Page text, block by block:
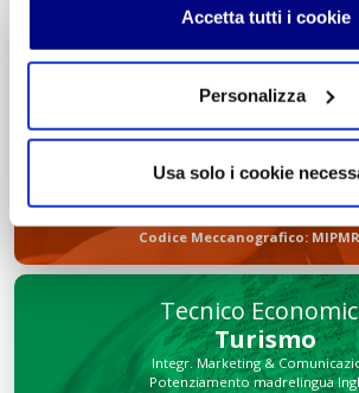
Accetta tutti i cookie
Personalizza
Usa solo i cookie
Liceo delle Scienze
Economico
Integr. Psicologia & Sociologia
Entra
Codice Meccanografico:
Tecnico
Turismo
Integr. Marketing &
Potenziamento madrelingua